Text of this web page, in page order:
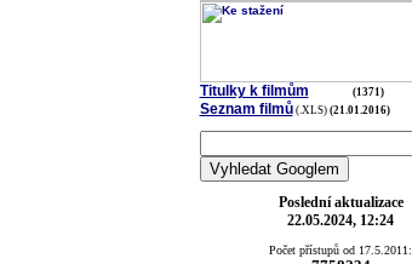
Titulky k filmům (1371)
Seznam filmů (.XLS) (21.01.2016)
Poslední aktualizace
22.05.2024, 12:24
Počet přístupů od 17.5.2011: